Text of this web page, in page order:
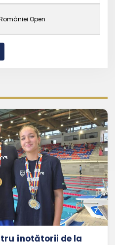
Open
înotătorii de la